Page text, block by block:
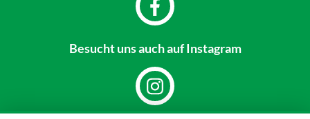
Besucht unsauch auf Instagram